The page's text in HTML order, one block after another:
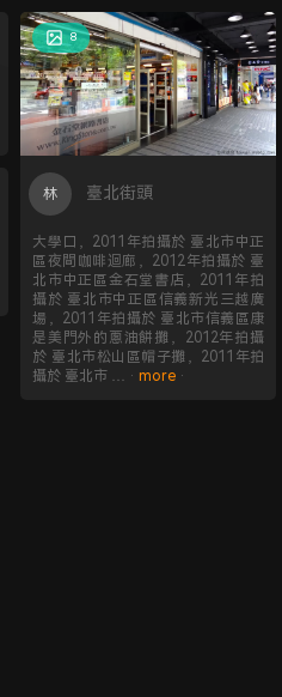
8
林 臺北街頭
大學口，2011年拍攝於 臺北市中正
區夜間咖啡迴廊，2012年拍攝於 臺
北市中正區金石堂書店，2011年拍
攝於 臺北市中正區信義新光三越廣
場，2011年拍攝於 臺北市信義區康
是美門外的蔥油餅攤，2012年拍攝
於 臺北市松山區帽子攤，2011年拍
攝於 臺北市 … · more ·